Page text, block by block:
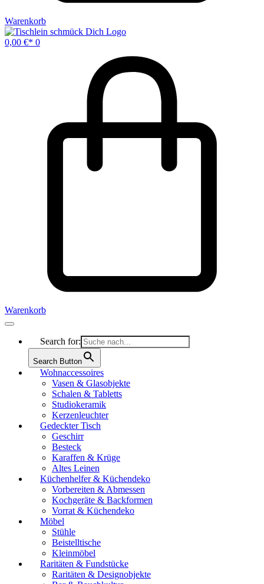
Warenkorb
0,00 € 0
Warenkorb
Search for:
Search Button
Wohnaccessoires
Vasen & Glasobjekte
Schalen & Tabletts
Studiokeramik
Kerzenleuchter
Gedeckter Tisch
Geschirr
Besteck
Karaffen & Krüge
Altes Leinen
Küchenhelfer & Küchendeko
Vorbereiten & Abmessen
Kochgeräte & Backformen
Vorrat & Küchendeko
Möbel
Stühle
Beistelltische
Kleinmöbel
Raritäten & Fundstücke
Raritäten & Designobjekte